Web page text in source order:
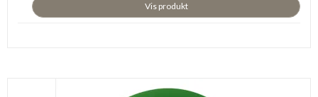
Vis produkt